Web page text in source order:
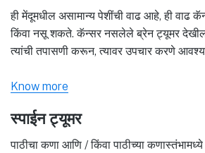
ही मेंदूमधील असामान्य पेशींची वाढ आहे, ही
किंवा नसू शकते. कॅन्सर नसलेले ब्रेन ट्यूमर
त्यांची तपासणी करून, त्यावर उपचार करणे
Know more
स्पाईन ट्यूमर
पाठीचा कणा आणि / किंवा पाठीच्या कणास्तंभामध्ये